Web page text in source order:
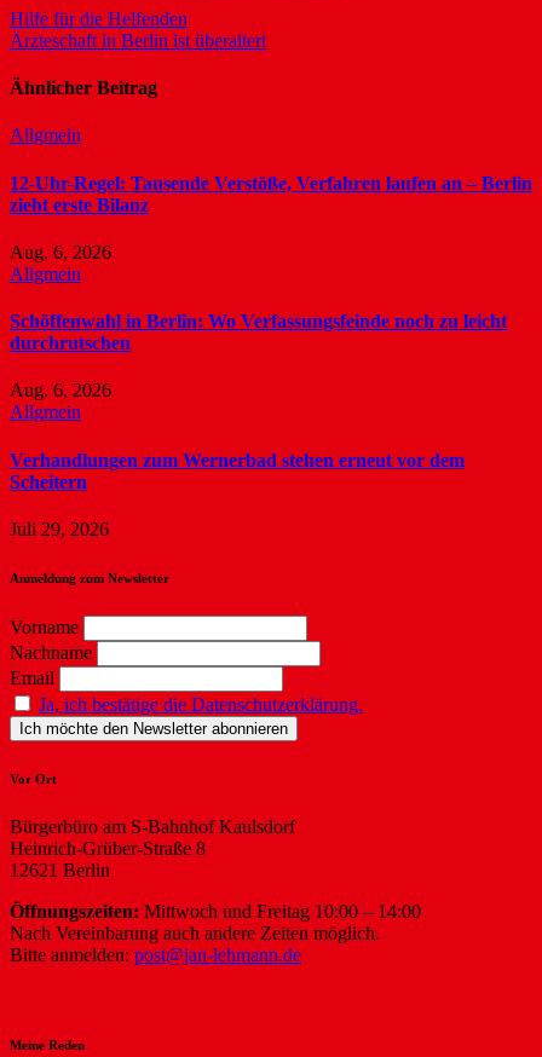
Beitragsnavigation
Hilfe für die Helfenden
Ärzteschaft in Berlin ist überaltert
Ähnlicher Beitrag
Allgmein
12-Uhr-Regel: Tausende Verstöße, Verfahren laufen an – Berlin
zieht erste Bilanz
Aug. 6, 2026
Allgmein
Schöffenwahl in Berlin: Wo Verfassungsfeinde noch zu leicht
durchrutschen
Aug. 6, 2026
Allgmein
Verhandlungen zum Wernerbad stehen erneut vor dem
Scheitern
Juli 29, 2026
Anmeldung zum Newsletter
Vorname
Nachname
Email
Ja, ich bestätige die Datenschutzerklärung.
Vor Ort
Bürgerbüro am S-Bahnhof Kaulsdorf
Heinrich-Grüber-Straße 8
12621 Berlin
Öffnungszeiten: Mittwoch und Freitag 10:00 – 14:00
Nach Vereinbarung auch andere Zeiten möglich.
Bitte anmelden: post@jan-lehmann.de
Meine Reden